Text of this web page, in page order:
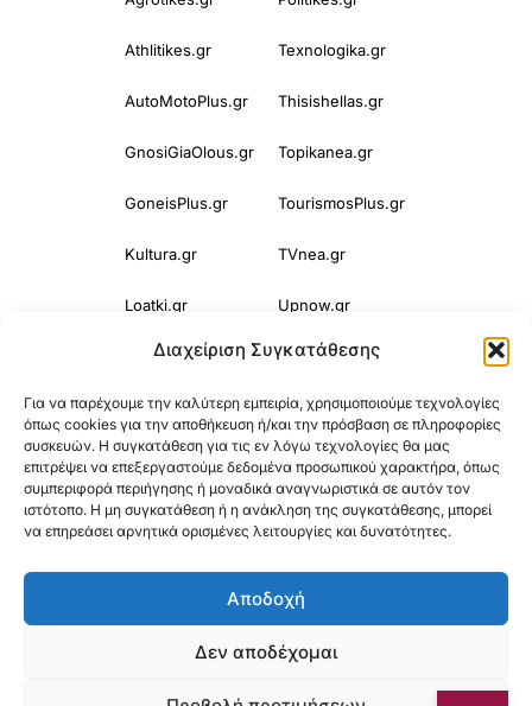
Διαχείριση Συγκατάθεσης
Για να παρέχουμε την καλύτερη εμπειρία, χρησιμοποιούμε τεχνολογίες
όπως cookies για την αποθήκευση ή/και την πρόσβαση σε πληροφορίες
συσκευών. Η συγκατάθεση για τις εν λόγω τεχνολογίες θα μας
επιτρέψει να επεξεργαστούμε δεδομένα προσωπικού χαρακτήρα, όπως
συμπεριφορά περιήγησης ή μοναδικά αναγνωριστικά σε αυτόν τον
ιστότοπο. Η μη συγκατάθεση ή η ανάκληση της συγκατάθεσης, μπορεί
να επηρεάσει αρνητικά ορισμένες λειτουργίες και δυνατότητες.
Αποδοχή
Δεν αποδέχομαι
Athlitikes.gr Texnologika.gr
AutoMotoPlus.gr Thisishellas.gr
GnosiGiaOlous.gr Topikanea.gr
GoneisPlus.gr TourismosPlus.gr
Kultura.gr TVnea.gr
Loatki.gr Upnow.gr
Loveis.gr VresSyntages.gr
ModernaGynaika.gr Xristianika.gr
OikonomiaPlus.gr ZoumeKalytera.gr
Oikotropia.gr ZoumeSpiti.gr
© 2025Orama Group(Orama Group Μ.Ι.Κ.Ε.) | Α.Φ.Μ. 801086294 –